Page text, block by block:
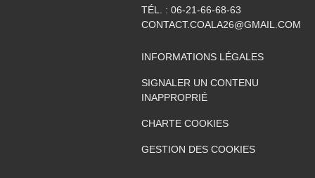
TÉL. : 06-21-66-68-63
CONTACT.COALA26@GMAIL.COM
INFORMATIONS LÉGALES
SIGNALER UN CONTENU
INAPPROPRIÉ
CHARTE COOKIES
GESTION DES COOKIES